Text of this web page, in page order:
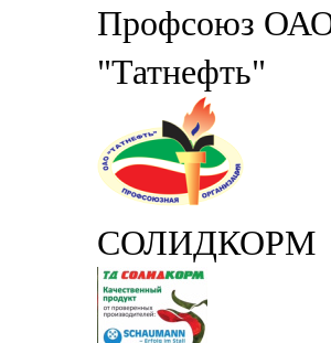
Профсоюз
"Татнефть"
СОЛИДКОРМ